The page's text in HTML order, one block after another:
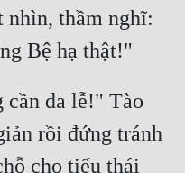
nhìn, thầm nghĩ:
cần đa lễ!" Tào
rồi đứng tránh
cho tiểu thái